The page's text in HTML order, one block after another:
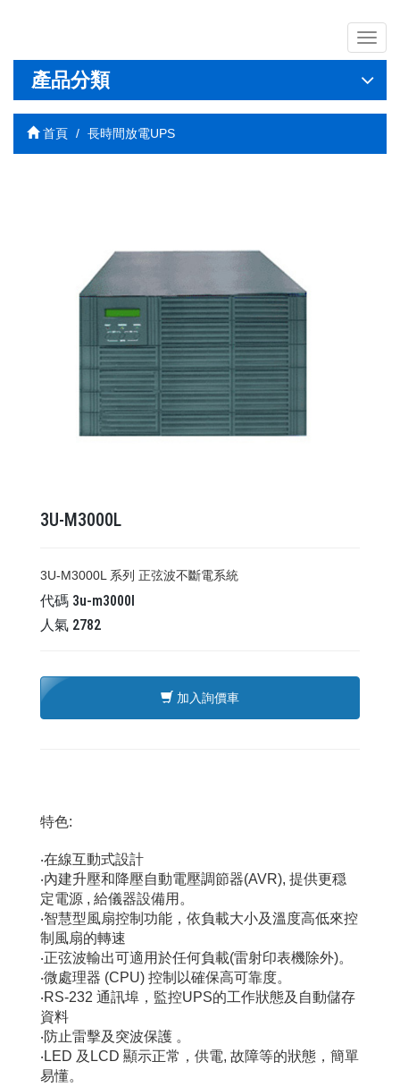
導
覽
列
關
產品分類
首頁 長時間放電UPS
3U-M3000L
3U-M3000L 系列 正弦波不斷電系統
代碼 3u-m3000l
人氣 2782
加入詢價車
特色:
‧在線互動式設計
‧內建升壓和降壓自動電壓調節器(AVR), 提供更穏
定電源 , 給儀器設備用。
‧智慧型風扇控制功能，依負載大小及溫度高低來控
制風扇的轉速
‧正弦波輸出可適用於任何負載(雷射印表機除外)。
‧微處理器 (CPU) 控制以確保高可靠度。
‧RS-232 通訊埠，監控UPS的工作狀態及自動儲存
資料
‧防止雷擊及突波保護 。
‧LED 及LCD 顯示正常，供電, 故障等的狀態，簡單
易懂。